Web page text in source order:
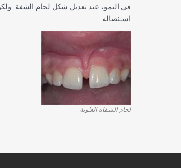
في النمو، عند تعديل شكل لجام الشفة.
استئصاله.
لجام الشفاه العلوية